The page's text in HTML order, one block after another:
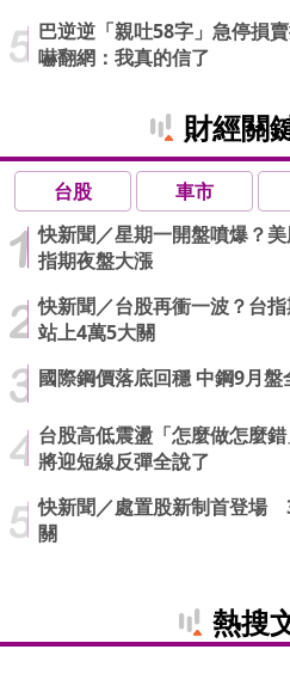
巴逆逆「親吐58字」急停損
嚇翻網：我真的信了
財經關
台股 車市
快新聞／星期一開盤噴爆？
指期夜盤大漲
快新聞／台股再衝一波？台
站上4萬5大關
國際鋼價落底回穩 中鋼9月盤
台股高低震盪「怎麼做怎麼
將迎短線反彈全說了
快新聞／處置股新制首登場
關
熱搜